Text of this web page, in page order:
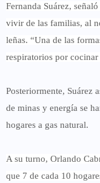
Fernanda Suárez,
vivir de las familias, al
leñas. “Una de las
respiratorios por
Posteriormente, Suárez
de minas y energía se
hogares a gas natural.
A su turno, Orlando
que 7 de cada 10